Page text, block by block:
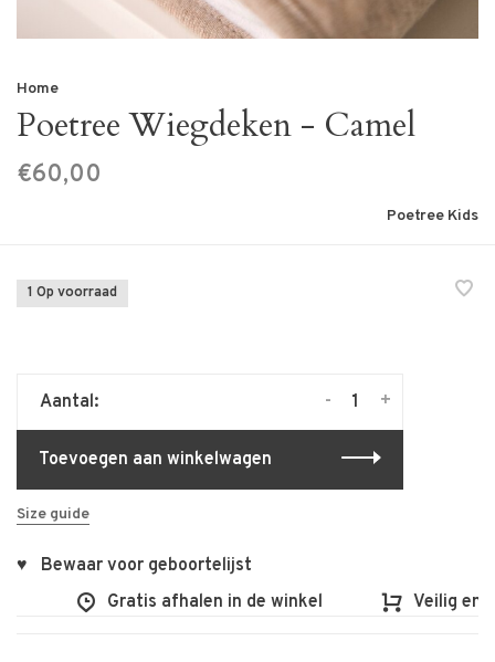
Home
Poetree Wiegdeken - Camel
€60,00
Poetree Kids
1 Op voorraad
Aantal: +
-
Toevoegen aan winkelwagen
Size guide
♥ Bewaar voor geboortelijst
Gratis afhalen in de winkel
Veilig en